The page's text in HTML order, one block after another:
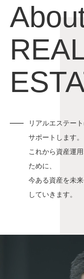
リアルエステー
サポートします。
これから資産運
ために、
今ある資産を未
していきます。